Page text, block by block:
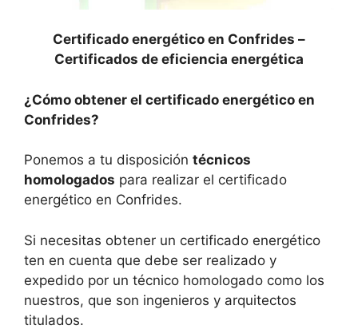
Certificado energético en Confrides –
Certificados de eficiencia energética
¿Cómo obtener el certificado energético en
Confrides?
Ponemos a tu disposición técnicos
homologados para realizar el certificado
energético en Confrides.
Si necesitas obtener un certificado energético
ten en cuenta que debe ser realizado y
expedido por un técnico homologado como los
nuestros, que son ingenieros y arquitectos
titulados.